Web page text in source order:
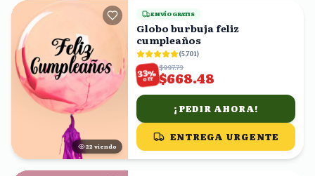
21 viendo
ENVÍO GRATIS
Globo burbuja feliz
cumpleaños
(5,701)
33%
OFF
$997.73
$668.48
¡PEDIR AHORA!
ENTREGA URGENTE